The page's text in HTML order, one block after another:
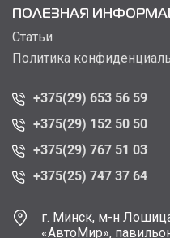
ПОЛЕЗНАЯ
Статьи
Политика
+375(29) 653 56 59
+375(29) 152 50 50
+375(29) 767 51 03
+375(25) 747 37 64
г. Минск, м-н
«АвтоМир»,